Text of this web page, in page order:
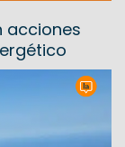
acciones